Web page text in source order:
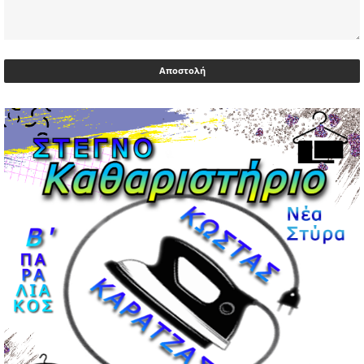
και Ολυμπιακού
02/05/2026 | 20:28
Περιστέρι: Ένταση μεταξύ ανηλίκων άφησε δύο
15χρονους τραυματίες
02/05/2026 | 18:56
Ηνωμένα Αραβικά Εμιράτα: Αίρουν τους περιορισμούς
στον εναέριο χώρο
02/05/2026 | 17:16
Η Αθηνά Λινού αφήνει ανοιχτό το ενδεχόμενο ένταξης
στον νέο πολιτικό φορέα Τσίπρα
02/05/2026 | 17:01
Αταμάν: Κανείς δεν έχει δικαίωμα να μιλά για τον πρόεδρο
και την οικογένειά του